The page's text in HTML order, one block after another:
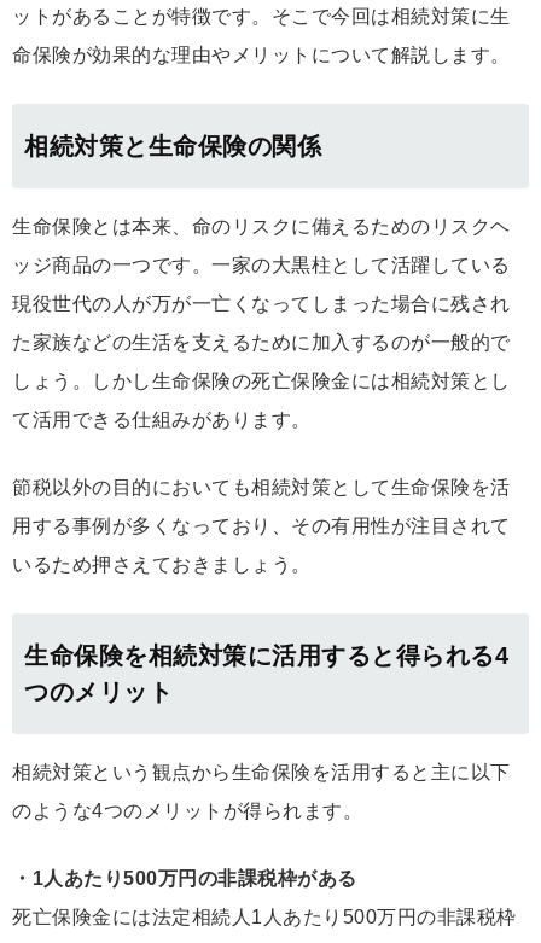
ットがあることが特徴です。そこで今回は相続対策に生
命保険が効果的な理由やメリットについて解説します。
相続対策と生命保険の関係
生命保険とは本来、命のリスクに備えるためのリスクヘ
ッジ商品の一つです。一家の大黒柱として活躍している
現役世代の人が万が一亡くなってしまった場合に残され
た家族などの生活を支えるために加入するのが一般的で
しょう。しかし生命保険の死亡保険金には相続対策とし
て活用できる仕組みがあります。
節税以外の目的においても相続対策として生命保険を活
用する事例が多くなっており、その有用性が注目されて
いるため押さえておきましょう。
生命保険を相続対策に活用すると得られる4
つのメリット
相続対策という観点から生命保険を活用すると主に以下
のような4つのメリットが得られます。
・1人あたり500万円の非課税枠がある
死亡保険金には法定相続人1人あたり500万円の非課税枠